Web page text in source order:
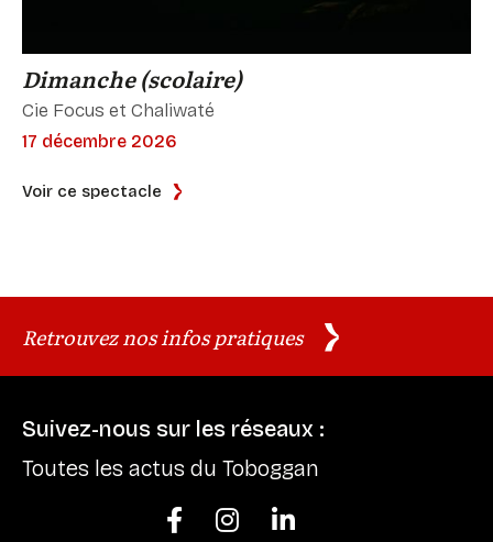
Dimanche (scolaire)
Cie Focus et Chaliwaté
17 décembre 2026
Voir ce spectacle
Retrouvez nos infos pratiques
Suivez-nous sur les réseaux :
Toutes les actus du Toboggan

 